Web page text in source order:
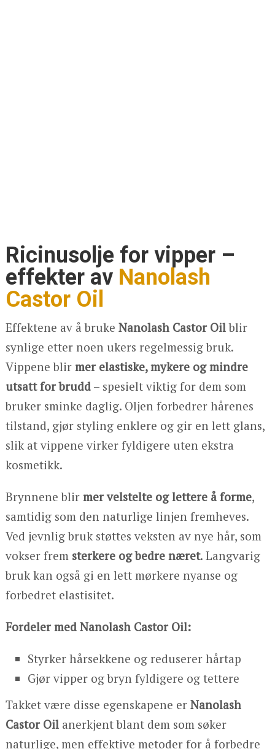
Ricinusolje for vipper –
effekter av Nanolash
Castor Oil
Effektene av å bruke Nanolash Castor Oilblir
synlige etter noen ukers regelmessig bruk.
Vippene blir mer elastiske, mykere og mindre
utsatt for brudd– spesielt viktig for dem som
bruker sminke daglig. Oljen forbedrer hårenes
tilstand, gjør styling enklere og gir en lett glans,
slik at vippene virker fyldigere uten ekstra
kosmetikk.
Brynnene blir mer velstelte og lettere å forme,
samtidig som den naturlige linjen fremheves.
Ved jevnlig bruk støttes veksten av nye hår, som
vokser frem sterkere og bedre næret. Langvarig
bruk kan også gi en lett mørkere nyanse og
forbedret elastisitet.
Fordeler med Nanolash Castor Oil:
Styrker hårsekkene og reduserer hårtap
Gjør vipper og bryn fyldigere og tettere
Takket være disse egenskapene er Nanolash
Castor Oilanerkjent blant dem som søker
naturlige, men effektive metoder for å forbedre